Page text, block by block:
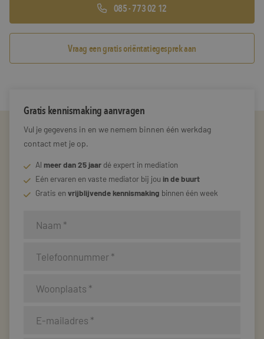
085 - 773 02 12
Vraag een gratis oriëntatiegesprek aan
Gratis kennismaking aanvragen
Vul je gegevens in en we nemem binnen één werkdag
contact met je op.
Al meer dan 25 jaar dé expert in mediation
Eén ervaren en vaste mediator bij jou in de buurt
Gratis envrijblijvende kennismaking binnen één week